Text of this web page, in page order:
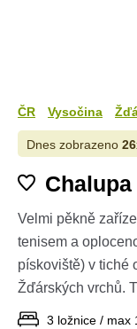
ČR Vysočina
Dnes zobrazeno 26
Velmi pěkně
tenisem a
pískoviště) v tiché
Žďárských vrchů.
3 ložnice / max